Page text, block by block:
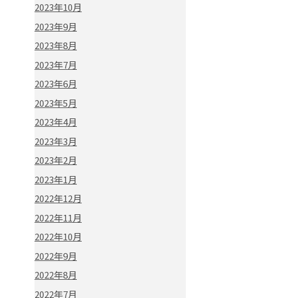
2023年10月
2023年9月
2023年8月
2023年7月
2023年6月
2023年5月
2023年4月
2023年3月
2023年2月
2023年1月
2022年12月
2022年11月
2022年10月
2022年9月
2022年8月
2022年7月